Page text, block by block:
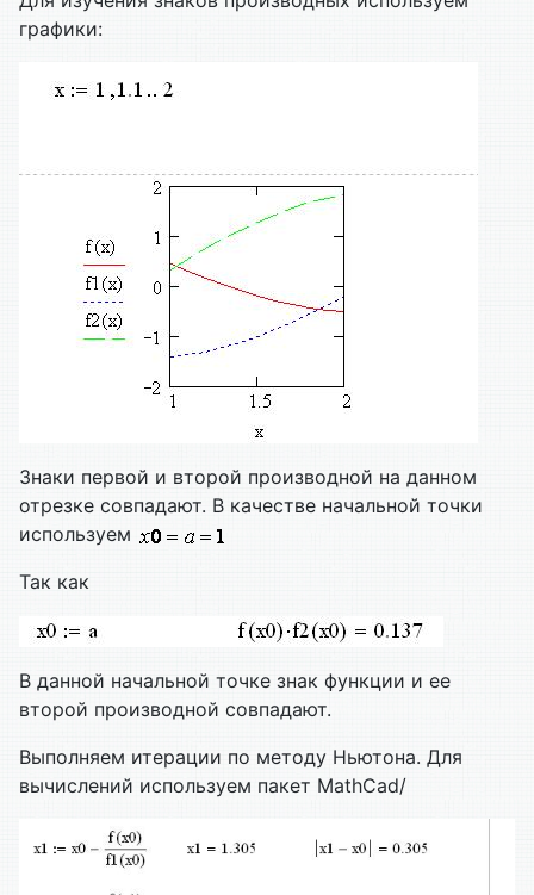
графики:
Знаки первой и второй производной на данном
отрезке совпадают. В качестве начальной точки
используем
Так как
В данной начальной точке знак функции и ее
второй производной совпадают.
Выполняем итерации по методу Ньютона. Для
вычислений используем пакет MathCad/